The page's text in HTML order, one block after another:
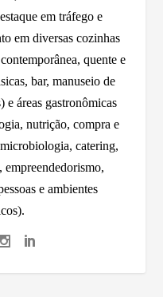
em tráfego e
em diversas cozinhas
quente e
bar, manuseio de
e áreas gastronômicas
nutrição, compra e
catering,
empreendedorismo,
e ambientes